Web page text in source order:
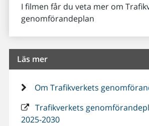
I filmen får du veta mer om
genomförandeplan
Läs mer
Om Trafikverkets
Trafikverkets
2025-2030